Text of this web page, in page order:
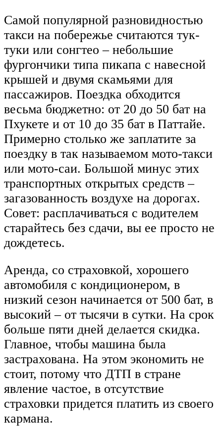
Самой популярной разновидностью
такси на побережье считаются тук-
туки или сонгтео – небольшие
фургончики типа пикапа с навесной
крышей и двумя скамьями для
пассажиров. Поездка обходится
весьма бюджетно: от 20 до 50 бат на
Пхукете и от 10 до 35 бат в Паттайе.
Примерно столько же заплатите за
поездку в так называемом мото-такси
или мото-саи. Большой минус этих
транспортных открытых средств –
загазованность воздухе на дорогах.
Совет: расплачиваться с водителем
старайтесь без сдачи, вы ее просто не
дождетесь.
Аренда, со страховкой, хорошего
автомобиля с кондиционером, в
низкий сезон начинается от 500 бат, в
высокий – от тысячи в сутки. На срок
больше пяти дней делается скидка.
Главное, чтобы машина была
застрахована. На этом экономить не
стоит, потому что ДТП в стране
явление частое, в отсутствие
страховки придется платить из своего
кармана.